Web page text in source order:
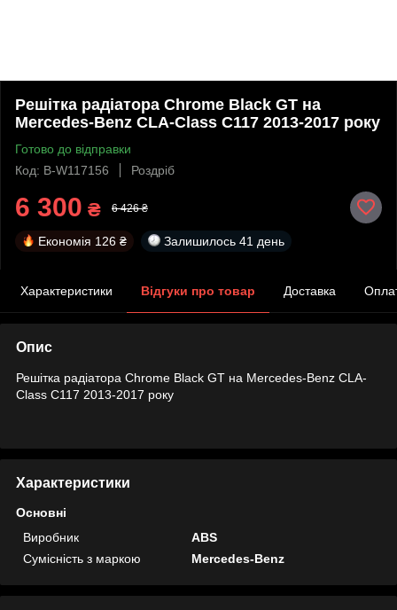
Решітка радіатора Chrome Black GT на
Mercedes-Benz CLA-Class C117 2013-2017 року
Готово до відправки
Код: B-W117156
Роздріб
6 300 ₴ 6 426 ₴
Економія 126 ₴ Залишилось 41 день
Характеристики Відгуки про товар Доставка
Опис
Решітка радіатора Chrome Black GT на Mercedes-Benz CLA-
Class C117 2013-2017 року
Характеристики
Основні
Виробник
ABS
Сумісність з маркою
Mercedes-Benz